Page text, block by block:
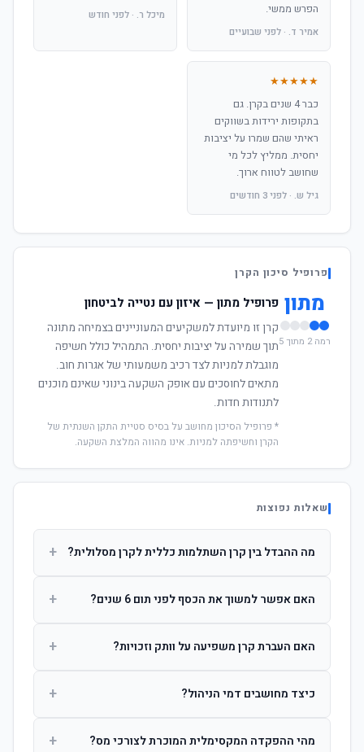
הפרש ממשי.
אמיר ד. · לפני שבועיים
מיכל ר. · לפני חודש
★★★★★
כבר 4 שנים בקרן. גם
בתקופות ירידות בשווקים
ראיתי שהם שמרו על יציבות
יחסית. ממליץ לכל מי
שחושב לטווח ארוך.
גיל ש. · לפני 3 חודשים
פרופיל סיכון הקרן
מתון
רמה 2 מתוך 5
פרופיל מתון — איזון עם נטייה לביטחון
קרן זו מיועדת למשקיעים המעוניינים בצמיחה מתונה
תוך שמירה על יציבות יחסית. התמהיל כולל חשיפה
מוגבלת למניות לצד רכיב משמעותי של אגרות חוב.
מתאים לחוסכים עם אופק השקעה בינוני שאינם מוכנים
לתנודות חדות.
* פרופיל הסיכון מחושב על בסיס סטיית התקן השנתית של
הקרן וחשיפתה למניות. אינו מהווה המלצת השקעה.
שאלות נפוצות
מה ההבדל בין קרן השתלמות כללית לקרן מסלולית? +
ההשקעות. קרן מסלולית עוקבת אחרי מדד ספציפי ומאפשרת
האם אפשר למשוך את הכסף לפני תום 6 שנים? +
הרווחים. לאחר 6 שנים ניתן למשוך פטור ממס עד לתקרה
האם העברת קרן משפיעה על וותק וזכויות? +
החברות. הוותק ממשיך להיספר מיום ההפקדה הראשונה.
כיצד מחושבים דמי הניהול? +
ומתן על שיעורם בעת הצטרפות.
מהי ההפקדה המקסימלית המוכרת לצורכי מס? +